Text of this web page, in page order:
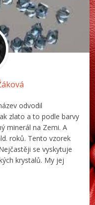
odvodil
zlato a to podle barvy
minerál na Zemi. A
roků. Tento vzorek
se vyskytuje
krystalů. My jej